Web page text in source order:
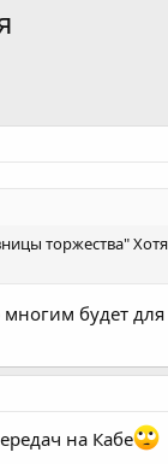
торжества"
многим будет
на Кабе